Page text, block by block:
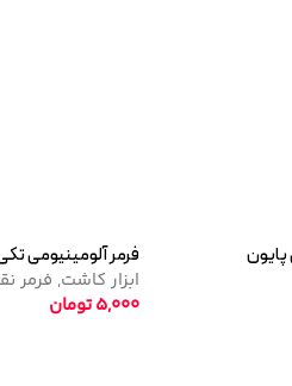
لاک ژل نرمال پایون کد 138
لاک ژل,نرمال (ساده)
320,000تومان